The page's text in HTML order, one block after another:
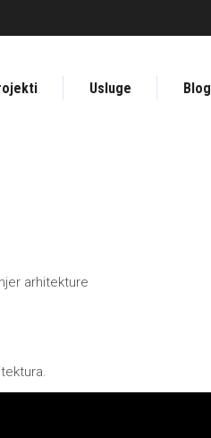
Usluge Blog
arhitekture